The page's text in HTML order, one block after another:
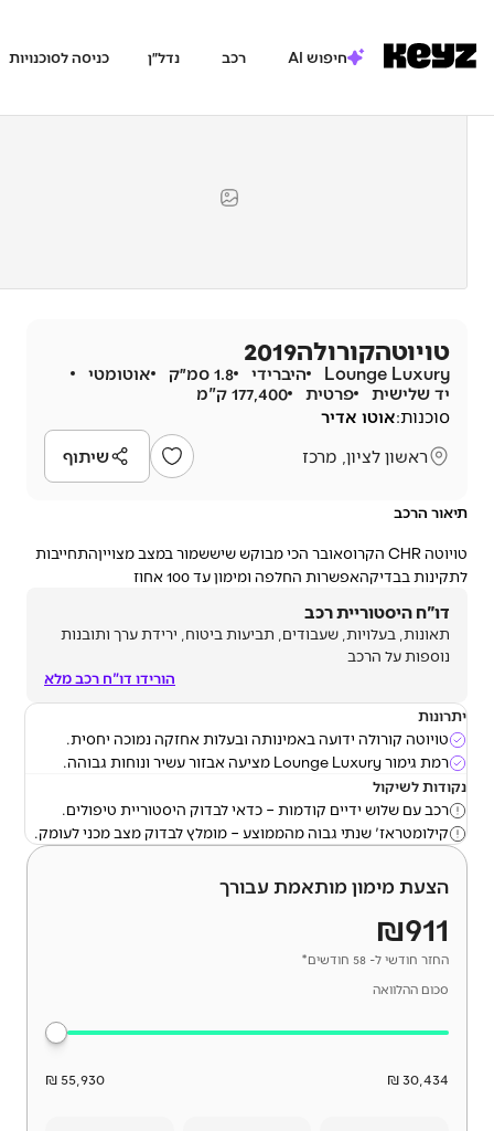
חיפוש AI נדל״ן כניסה לסוכנויות
טויוטהקורולה2019
Lounge Luxury היברידי 1.8 סמ״ק
אוטומטי
יד שלישית
פרטית
177,400 ק"מ
סוכנות:אוטו אדיר
ראשון לציון, מרכז
שיתוף
תיאור הרכב
טויוטה CHR הקרוסאובר הכי מבוקש שיששמור במצב מצוייןהתחייבות
לתקינות בבדיקהאפשרות החלפה ומימון עד 100 אחוז
דו"ח היסטוריית רכב
תאונות, בעלויות, שעבודים, תביעות ביטוח, ירידת ערך ותובנות
נוספות על הרכב
הורידו דו"ח רכב מלא
יתרונות
טויוטה קורולה ידועה באמינותה ובעלות אחזקה נמוכה יחסית.
רמת גימור Lounge Luxury מציעה אבזור עשיר ונוחות גבוהה.
נקודות לשיקול
רכב עם שלוש ידיים קודמות – כדאי לבדוק היסטוריית טיפולים.
קילומטראז' שנתי גבוה מהממוצע – מומלץ לבדוק מצב מכני לעומק.
הצעת מימון מותאמת עבורך
₪911
החזר חודשי ל- 58 חודשים*
סכום ההלוואה
30,434 ₪
55,930 ₪